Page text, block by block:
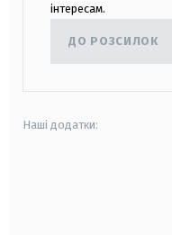
інтересам.
ДО РОЗСИЛОК
Наші додатки: